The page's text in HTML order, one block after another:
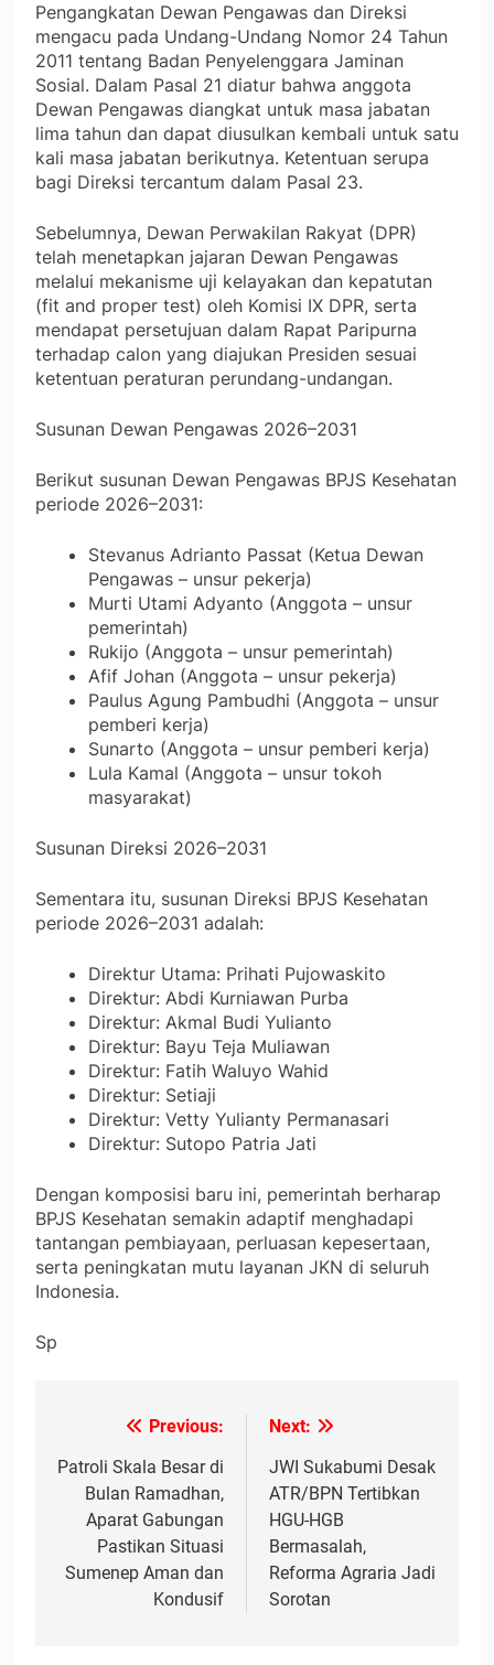
Pengangkatan Dewan Pengawas dan Direksi
mengacu pada Undang-Undang Nomor 24 Tahun
2011 tentang Badan Penyelenggara Jaminan
Sosial. Dalam Pasal 21 diatur bahwa anggota
Dewan Pengawas diangkat untuk masa jabatan
lima tahun dan dapat diusulkan kembali untuk satu
kali masa jabatan berikutnya. Ketentuan serupa
bagi Direksi tercantum dalam Pasal 23.
Sebelumnya, Dewan Perwakilan Rakyat (DPR)
telah menetapkan jajaran Dewan Pengawas
melalui mekanisme uji kelayakan dan kepatutan
(fit and proper test) oleh Komisi IX DPR, serta
mendapat persetujuan dalam Rapat Paripurna
terhadap calon yang diajukan Presiden sesuai
ketentuan peraturan perundang-undangan.
Susunan Dewan Pengawas 2026–2031
Berikut susunan Dewan Pengawas BPJS Kesehatan
periode 2026–2031:
Stevanus Adrianto Passat (Ketua Dewan
Pengawas – unsur pekerja)
Murti Utami Adyanto (Anggota – unsur
pemerintah)
Rukijo (Anggota – unsur pemerintah)
Afif Johan (Anggota – unsur pekerja)
Paulus Agung Pambudhi (Anggota – unsur
pemberi kerja)
Sunarto (Anggota – unsur pemberi kerja)
Lula Kamal (Anggota – unsur tokoh
masyarakat)
Susunan Direksi 2026–2031
Sementara itu, susunan Direksi BPJS Kesehatan
periode 2026–2031 adalah:
Direktur Utama: Prihati Pujowaskito
Direktur: Abdi Kurniawan Purba
Direktur: Akmal Budi Yulianto
Direktur: Bayu Teja Muliawan
Direktur: Fatih Waluyo Wahid
Direktur: Setiaji
Direktur: Vetty Yulianty Permanasari
Direktur: Sutopo Patria Jati
Dengan komposisi baru ini, pemerintah berharap
BPJS Kesehatan semakin adaptif menghadapi
tantangan pembiayaan, perluasan kepesertaan,
serta peningkatan mutu layanan JKN di seluruh
Indonesia.
Sp
Navigasi
pos
Previous:
Patroli Skala Besar di
Bulan Ramadhan,
Aparat Gabungan
Pastikan Situasi
Sumenep Aman dan
Kondusif
Next:
JWI Sukabumi Desak
ATR/BPN Tertibkan
HGU-HGB
Bermasalah,
Reforma Agraria Jadi
Sorotan